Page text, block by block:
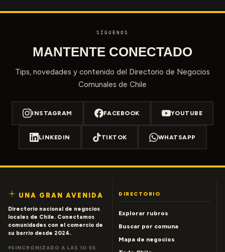
SÍGUENOS
MANTENTE CONECTADO
Tips, novedades y contenido del Directorio de Negocios
Comunales de Chile
INSTAGRAM FACEBOOK YOUTUBE
LINKEDIN TIKTOK WHATSAPP
UNA GRAN AVENIDA
Directorio nacional de negocios
locales de Chile. Conectamos
comunidades con el comercio de
su barrio desde 2024.
SINCRONIZADO A LAS 10:55
DIRECTORIO
Explorar rubros
Buscar por comuna
Mapa de negocios